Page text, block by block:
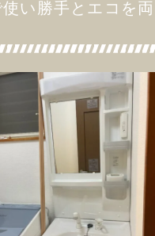
い勝手とエコを両